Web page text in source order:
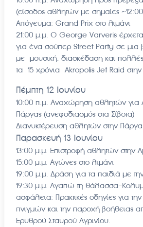
(είσοδος αθλητών με σημαίες
Απόγευμα: Grand Prix στο λιμάνι
21:00 μ.μ. Ο George Varveris
για ένα σούπερ Street Party σε μια
με μουσική, διασκέδαση και πολλές
τα 15 χρόνια Akropolis Jet Raid
Πέμπτη 12 Ιουνίου
10:00 π.μ. Αναχώρηση αθλητών για
Πάργας (ανεφοδιασμός στα Σίβοτα)
Διανυκτέρευση αθλητών στην Πάργα
Παρασκευή 13 Ιουνίου
13:00 μ.μ. Επιστροφή αθλητών στην
15:00 μ.μ. Αγώνες στο λιμάνι
19:00 μ.μ. Δράση για τα παιδιά με
19:30 μ.μ. Αγαπώ τη θάλασσα-
ασφάλεια: Πρακτικές οδηγίες για
πνιγμών και την παροχή βοήθειας
Ερυθρού Σταυρού Αγρινίου.